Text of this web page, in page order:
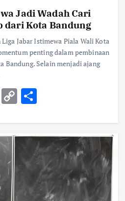
Jadi Wadah Cari
dari Kota Bandung
Jabar Istimewa Piala Wali Kota
penting dalam pembinaan
Bandung. Selain menjadi ajang
A
C
p
y
Li
n
k
S
ar
e